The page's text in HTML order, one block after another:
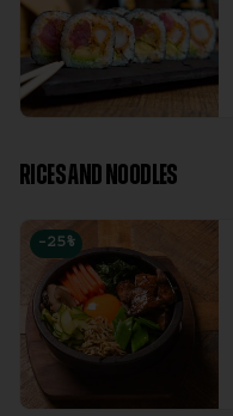
RICES AND NOODLES
-25 %